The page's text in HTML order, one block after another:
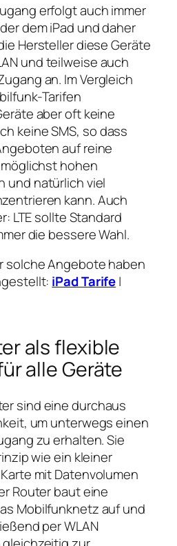
erfolgt auch immer
dem iPad und daher
Hersteller diese Geräte
und teilweise auch
an. Im Vergleich
Tarifen
aber oft keine
keine SMS, so dass
auf reine
hohen
und natürlich viel
kann. Auch
LTE sollte Standard
die bessere Wahl.
solche Angebote haben
iPad Tarife|
als flexible
alle Geräte
sind eine durchaus
um unterwegs einen
zu erhalten. Sie
wie ein kleiner
mit Datenvolumen
Router baut eine
Mobilfunknetz auf und
per WLAN